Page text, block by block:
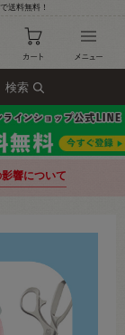
送料無料！
検索
響について